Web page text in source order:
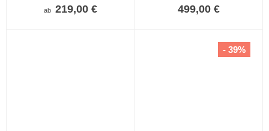
ab 219,00 € 499,00 €
- 39%